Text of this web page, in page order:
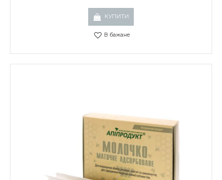
КУПИТИ
В бажане